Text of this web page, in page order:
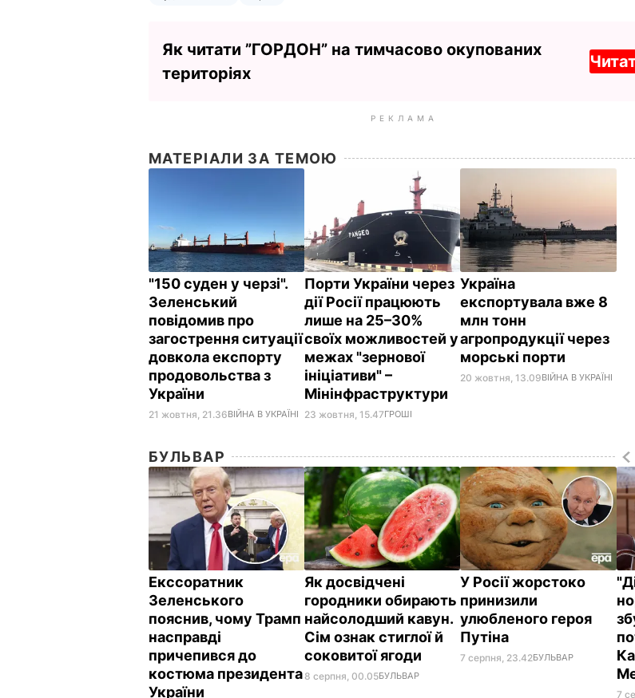
Як читати ”ГОРДОН” на тимчасово окупованих
територіях
РЕКЛАМА
МАТЕРІАЛИ ЗА ТЕМОЮ
"150 суден у черзі".
Зеленський
повідомив про
загострення ситуації
довкола експорту
продовольства з
України
21 жовтня, 21.36ВІЙНА В УКРАЇНІ
Порти України через
дії Росії працюють
лише на 25–30%
своїх можливостей у
межах "зернової
ініціативи" –
Мінінфраструктури
23 жовтня, 15.47ГРОШІ
Україна
експортувала вже 8
млн тонн
агропродукції через
морські порти
20 жовтня, 13.09ВІЙНА В УКРАЇНІ
БУЛЬВАР
Екссоратник
Зеленського
пояснив, чому Трамп
насправді
причепився до
костюма президента
України
Як досвідчені
городники обирають
найсолодший кавун.
Сім ознак стиглої й
соковитої ягоди
8 серпня, 00.05БУЛЬВАР
У Росії жорстоко
принизили
улюбленого героя
Путіна
7 серпня, 23.42БУЛЬВАР
7